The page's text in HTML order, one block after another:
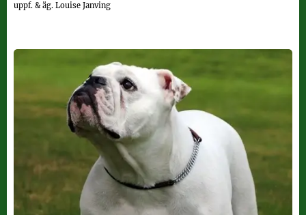
uppf. & äg. Louise Janving